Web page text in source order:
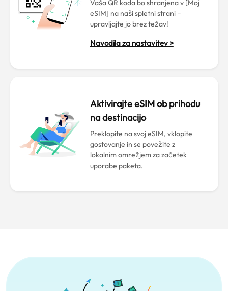
Vaša QR koda bo shranjena v [Moj
eSIM] na naši spletni strani –
upravljajte jo brez težav!
Navodila za nastavitev >
Aktivirajte eSIM ob prihodu
na destinacijo
Preklopite na svoj eSIM, vklopite
gostovanje in se povežite z
lokalnim omrežjem za začetek
uporabe paketa.